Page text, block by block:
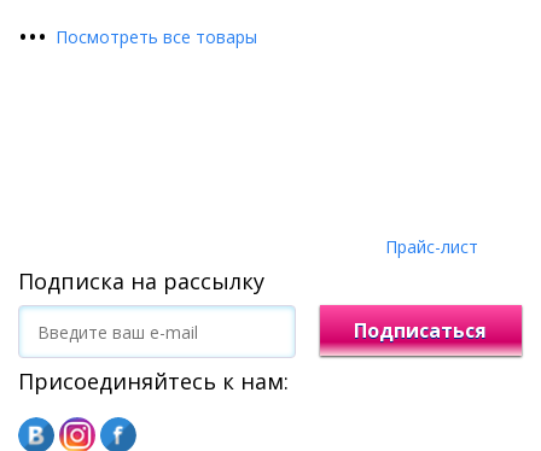
••• Посмотреть все товары
Прайс-лист
Подписка на рассылку
Подписаться
Присоединяйтесь к нам: